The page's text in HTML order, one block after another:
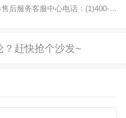
后服务客服中心电话：(1)400-